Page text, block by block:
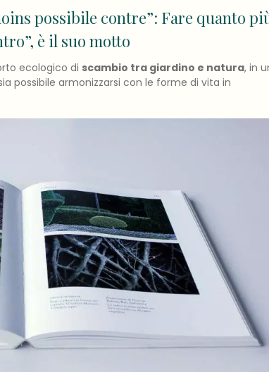
possibile contre”: Fare quanto
è il suo motto
ecologico di scambio tra giardino e natura, in
possibile armonizzarsi con le forme di vita in